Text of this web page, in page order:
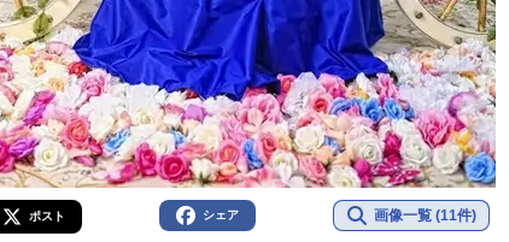
ポスト シェア 画像一覧 (11件)